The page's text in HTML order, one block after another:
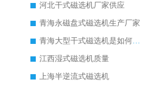
河北干式磁选机厂家供应
青海永磁盘式磁选机生产厂家
青海大型干式磁选机是如何选矿的
江西湿式磁选机质量
上海半逆流式磁选机